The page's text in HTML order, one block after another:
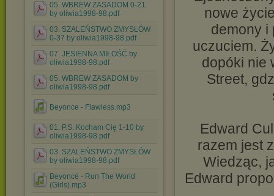
05. WBREW ZASADOM 0-21
by oliwia1998-98.pdf
03. SZALEŃSTWO ZMYSŁÓW
0-37 by oliwia1998-98.pdf
07. JESIENNA MIŁOŚĆ by
oliwia1998-98.pdf
05. WBREW ZASADOM by
oliwia1998-98.pdf
Beyonce - Flawless.mp3
01. P.S. Kocham Cię 1-10 by
oliwia1998-98.pdf
03. SZALEŃSTWO ZMYSŁÓW
by oliwia1998-98.pdf
Beyoncé - Run The World
(Girls).mp3
nowe
demony i
uczuciem.
dopóki nie
Street,
Edward
razem jest
Wiedząc,
Edward